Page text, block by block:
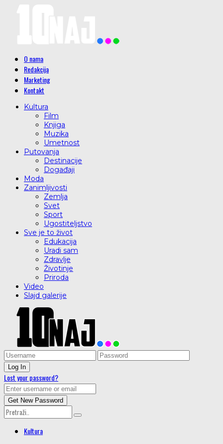
O nama
Redakcija
Marketing
Kontakt
Kultura
Film
Knjiga
Muzika
Umetnost
Putovanja
Destinacije
Događaji
Moda
Zanimljivosti
Zemlja
Svet
Sport
Ugostiteljstvo
Sve je to život
Edukacija
Uradi sam
Zdravlje
Životinje
Priroda
Video
Slajd galerije
Lost your password?
Kultura